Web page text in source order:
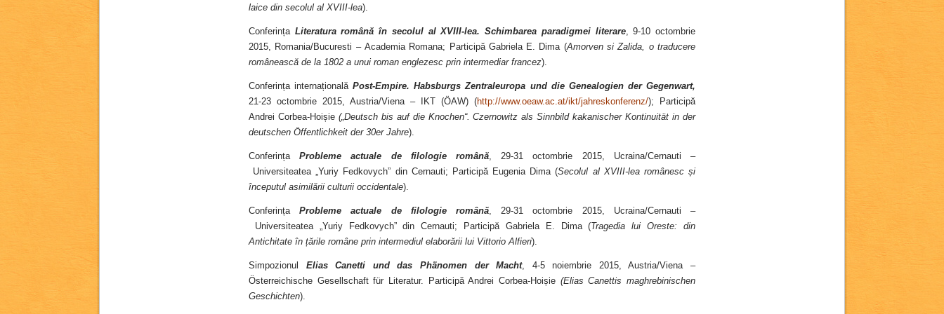
laice din secolul al XVIII-lea).
Conferința Literatura română în secolul al XVIII-lea. Schimbarea paradigmei literare, 9-10 octombrie
2015, Romania/Bucuresti – Academia Romana; Participă Gabriela E. Dima (Amorven si Zalida, o traducere
românească de la 1802 a unui roman englezesc prin intermediar francez).
Conferința internaționalăPost-Empire. Habsburgs Zentraleuropa und die Genealogien der Gegenwart,
21-23 octombrie 2015, Austria/Viena – IKT (ÖAW) (http://www.oeaw.ac.at/ikt/jahreskonferenz/); Participă
Andrei Corbea-Hoișie („Deutsch bis auf die Knochen“. Czernowitz als Sinnbild kakanischer Kontinuität in der
deutschen Öffentlichkeit der 30er Jahre).
ConferințaProbleme actuale de filologie română , 29-31 octombrie 2015, Ucraina/Cernauti –
Universiteatea „Yuriy Fedkovych” din Cernauti; Participă Eugenia Dima (Secolul al XVIII-lea românesc și
începutul asimilării culturii occidentale).
ConferințaProbleme actuale de filologie română , 29-31 octombrie 2015, Ucraina/Cernauti –
Universiteatea „Yuriy Fedkovych” din Cernauti; Participă Gabriela E. Dima (Tragedia lui Oreste: din
Antichitate în țările române prin intermediul elaborării lui Vittorio Alfieri).
Simpozionul Elias Canetti und das Phänomen der Macht, 4-5 noiembrie 2015, Austria/Viena –
Österreichische Gesellschaft für Literatur. Participă Andrei Corbea-Hoișie (Elias Canettis maghrebinischen
Geschichten).